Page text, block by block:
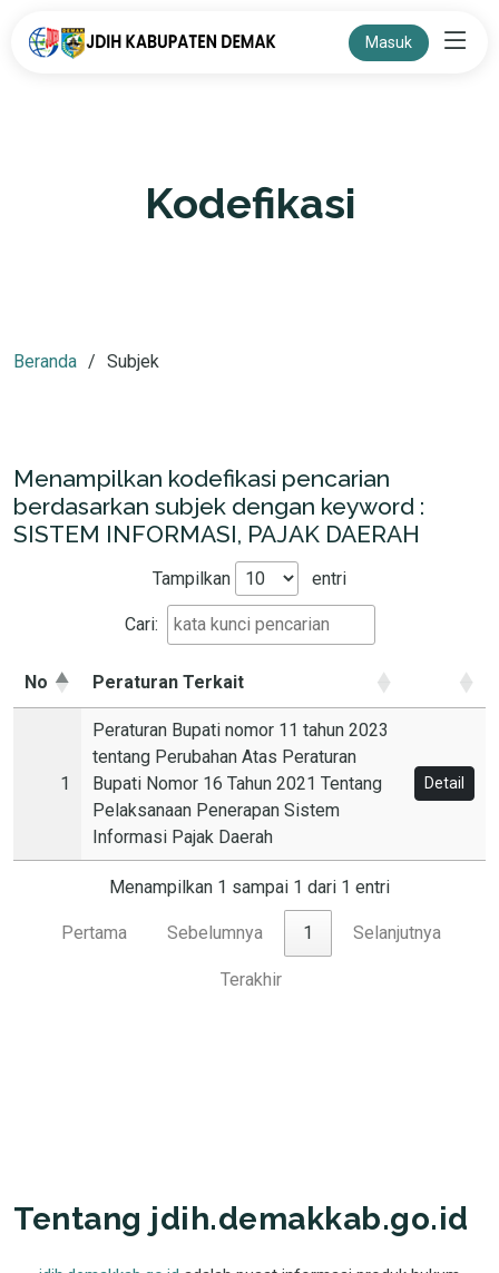
Masuk
Kodefikasi
Beranda Subjek
Menampilkan kodefikasi pencarian
berdasarkan subjek dengan keyword :
SISTEM INFORMASI, PAJAK DAERAH
Tampilkan entri
Cari:
No Peraturan Terkait
1
Peraturan Bupati nomor 11 tahun 2023
tentang Perubahan Atas Peraturan
Bupati Nomor 16 Tahun 2021 Tentang
Pelaksanaan Penerapan Sistem
Informasi Pajak Daerah
Detail
Menampilkan 1 sampai 1 dari 1 entri
Pertama Sebelumnya 1 Selanjutnya
Terakhir
Tentang jdih.demakkab.go.id